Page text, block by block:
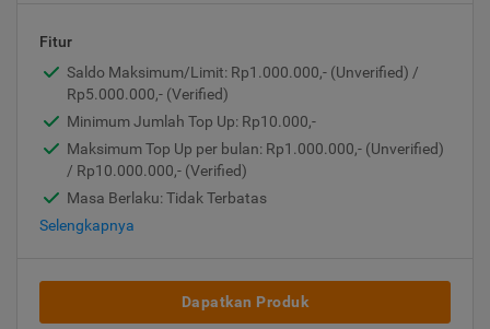
Fitur
Saldo Maksimum/Limit: Rp1.000.000,- (Unverified) /
Rp5.000.000,- (Verified)
Minimum Jumlah Top Up: Rp10.000,-
Maksimum Top Up per bulan: Rp1.000.000,- (Unverified)
/ Rp10.000.000,- (Verified)
Masa Berlaku: Tidak Terbatas
Selengkapnya
Dapatkan Produk